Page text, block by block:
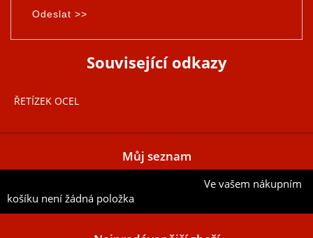
Související odkazy
ŘETÍZEK OCEL
Můj seznam
Ve vašem nákupním
košíku není žádná položka